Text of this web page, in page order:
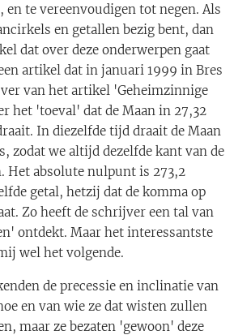
en te vereenvoudigen tot negen. Als
en getallen bezig bent, dan
dat over deze onderwerpen gaat
artikel dat in januari 1999 in Bres
van het artikel 'Geheimzinnige
het 'toeval' dat de Maan in 27,32
In diezelfde tijd draait de Maan
zodat we altijd dezelfde kant van de
Het absolute nulpunt is 273,2
getal, hetzij dat de komma op
Zo heeft de schrijver een tal van
ontdekt. Maar het interessantste
wel het volgende.
de precessie en inclinatie van
en van wie ze dat wisten zullen
maar ze bezaten 'gewoon' deze